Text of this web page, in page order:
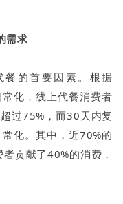
需求
的首要因素。根据
化，线上代餐消费者
过75%，而30天内复
化。其中，近70%的
贡献了40%的消费，